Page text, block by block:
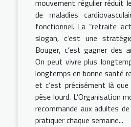
mouvement régulier réduit
de maladies
fonctionnel. La “retraite
slogan, c’est une
Bouger, c’est gagner des
On peut vivre plus
longtemps en bonne santé
et c’est précisément là que
pèse lourd. L’Organisation
recommande aux adultes
pratiquer chaque semaine...